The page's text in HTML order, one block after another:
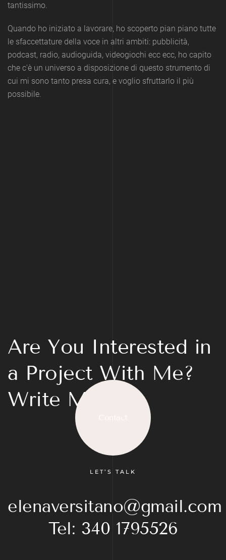
tantissimo.
Quando ho iniziato a lavorare, ho scoperto pian piano tutte
le sfaccettature della voce in altri ambiti: pubblicità,
podcast, radio, audioguida, videogiochi ecc ecc, ho capito
che c'è un universo a disposizione di questo strumento di
cui mi sono tanto presa cura, e voglio sfruttarlo il più
possibile.
Are You Interested in
a Project With Me?
Write Me
LET’S TALK
elenaversitano@gmail.com
Tel: 340 1795526